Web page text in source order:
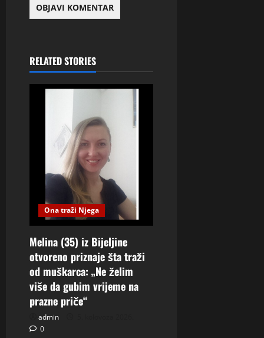
RELATED STORIES
Ona traži Njega
Melina (35) iz Bijeljine
otvoreno priznaje šta traži
od muškarca: „Ne želim
više da gubim vrijeme na
prazne priče“
admin
0